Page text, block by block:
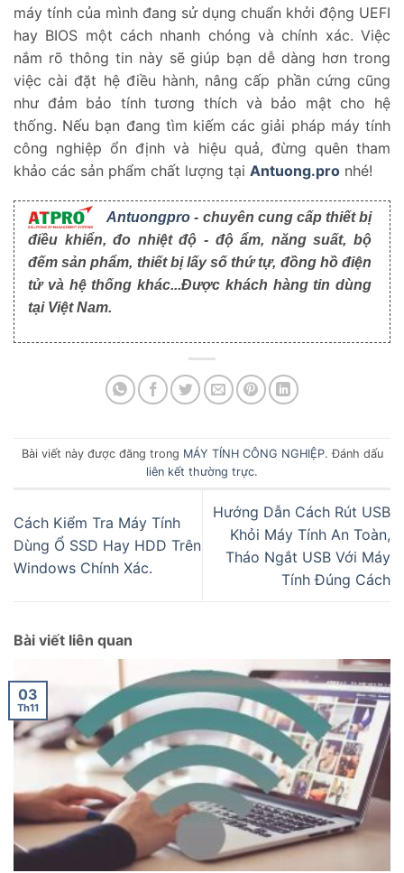
máy tính của mình đang sử dụng chuẩn khởi động UEFI
hay BIOS một cách nhanh chóng và chính xác. Việc
nắm rõ thông tin này sẽ giúp bạn dễ dàng hơn trong
việc cài đặt hệ điều hành, nâng cấp phần cứng cũng
như đảm bảo tính tương thích và bảo mật cho hệ
thống. Nếu bạn đang tìm kiếm các giải pháp máy tính
công nghiệp ổn định và hiệu quả, đừng quên tham
khảo các sản phẩm chất lượng tại Antuong.pro nhé!
Antuongpro - chuyên cung cấp thiết bị
điều khiển, đo nhiệt độ - độ ẩm, năng suất, bộ
đếm sản phẩm, thiết bị lấy số thứ tự, đồng hồ điện
tử và hệ thống khác...Được khách hàng tin dùng
tại Việt Nam.
Bài viết này được đăng trong MÁY TÍNH CÔNG NGHIỆP. Đánh dấu
liên kết thường trực.
Cách Kiểm Tra Máy Tính
Dùng Ổ SSD Hay HDD Trên
Windows Chính Xác.
Hướng Dẫn Cách Rút USB
Khỏi Máy Tính An Toàn,
Tháo Ngắt USB Với Máy
Tính Đúng Cách
Bài viết liên quan
03
Th11